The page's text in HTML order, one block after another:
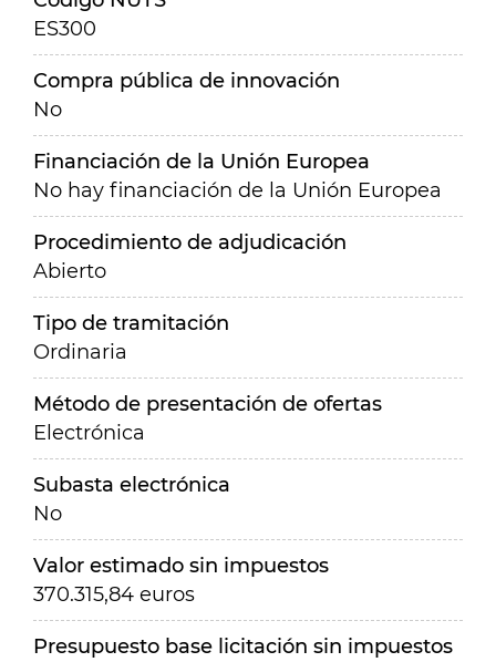
ES300
Compra pública de innovación
No
Financiación de la Unión Europea
No hay financiación de la Unión Europea
Procedimiento de adjudicación
Abierto
Tipo de tramitación
Ordinaria
Método de presentación de ofertas
Electrónica
Subasta electrónica
No
Valor estimado sin impuestos
370.315,84 euros
Presupuesto base licitación sin impuestos